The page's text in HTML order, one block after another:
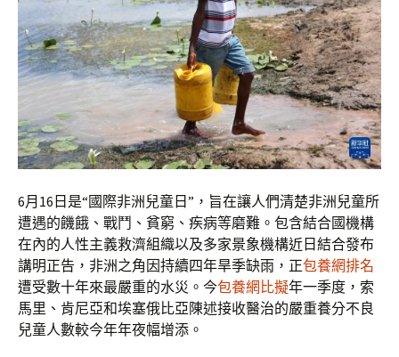
6月16日是“國際非洲兒童日”，旨在讓人們清楚非洲兒童所
遭遇的饑餓、戰鬥、貧窮、疾病等磨難。包含結合國機構
在內的人性主義救濟組織以及多家景象機構近日結合發布
講明正告，非洲之角因持續四年旱季缺雨，正包養網排名
遭受數十年來最嚴重的水災。今包養網比擬年一季度，索
馬里、肯尼亞和埃塞俄比亞陳述接收醫治的嚴重養分不良
兒童人數較今年年夜幅增添。